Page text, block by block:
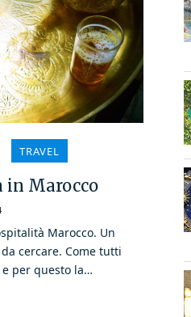
TRAVEL
in Marocco
Marocco. Un
cercare. Come tutti
per questo la…